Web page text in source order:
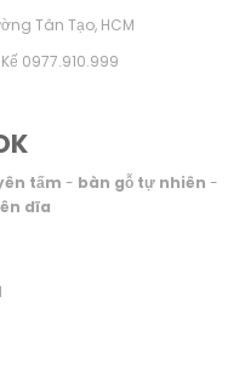
Tân Tạo, HCM
0977.910.999
tấm - bàn gỗ tự nhiên -
dĩa